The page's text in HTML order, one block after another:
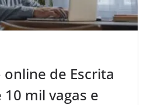
de Escrita
mil vagas e